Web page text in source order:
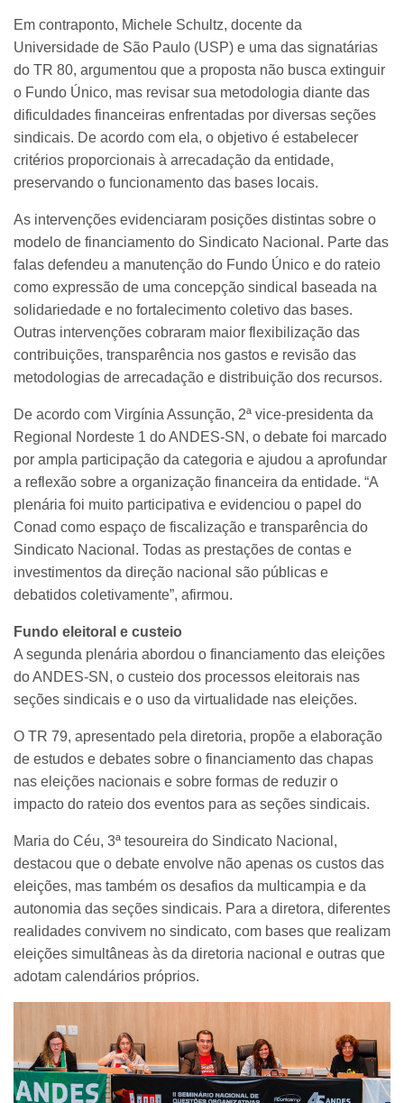
Em contraponto, Michele Schultz, docente da
Universidade de São Paulo (USP) e uma das signatárias
do TR 80, argumentou que a proposta não busca extinguir
o Fundo Único, mas revisar sua metodologia diante das
dificuldades financeiras enfrentadas por diversas seções
sindicais. De acordo com ela, o objetivo é estabelecer
critérios proporcionais à arrecadação da entidade,
preservando o funcionamento das bases locais.
As intervenções evidenciaram posições distintas sobre o
modelo de financiamento do Sindicato Nacional. Parte das
falas defendeu a manutenção do Fundo Único e do rateio
como expressão de uma concepção sindical baseada na
solidariedade e no fortalecimento coletivo das bases.
Outras intervenções cobraram maior flexibilização das
contribuições, transparência nos gastos e revisão das
metodologias de arrecadação e distribuição dos recursos.
De acordo com Virgínia Assunção, 2ª vice-presidenta da
Regional Nordeste 1 do ANDES-SN, o debate foi marcado
por ampla participação da categoria e ajudou a aprofundar
a reflexão sobre a organização financeira da entidade. “A
plenária foi muito participativa e evidenciou o papel do
Conad como espaço de fiscalização e transparência do
Sindicato Nacional. Todas as prestações de contas e
investimentos da direção nacional são públicas e
debatidos coletivamente”, afirmou.
Fundo eleitoral e custeio
A segunda plenária abordou o financiamento das eleições
do ANDES-SN, o custeio dos processos eleitorais nas
seções sindicais e o uso da virtualidade nas eleições.
O TR 79, apresentado pela diretoria, propõe a elaboração
de estudos e debates sobre o financiamento das chapas
nas eleições nacionais e sobre formas de reduzir o
impacto do rateio dos eventos para as seções sindicais.
Maria do Céu, 3ª tesoureira do Sindicato Nacional,
destacou que o debate envolve não apenas os custos das
eleições, mas também os desafios da multicampia e da
autonomia das seções sindicais. Para a diretora, diferentes
realidades convivem no sindicato, com bases que realizam
eleições simultâneas às da diretoria nacional e outras que
adotam calendários próprios.